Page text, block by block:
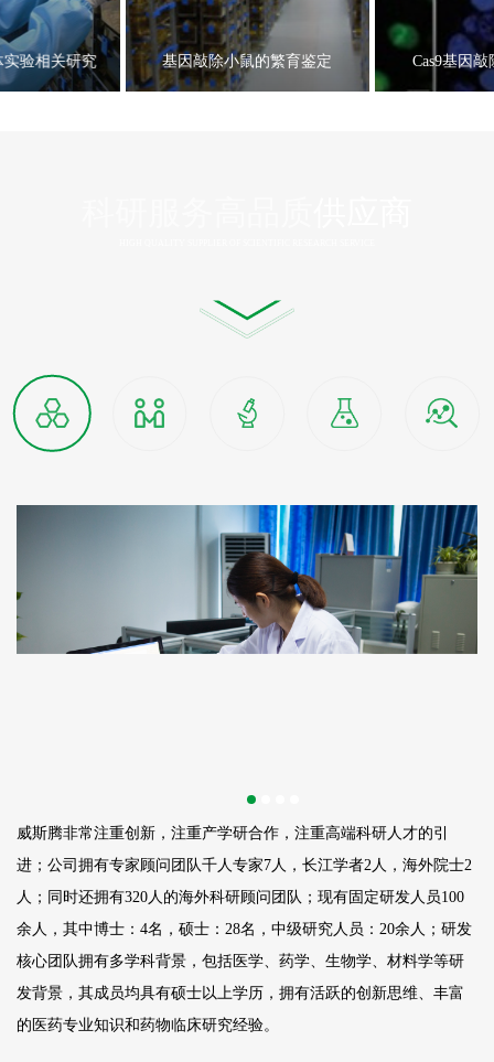
实验相关研究 基因敲除小鼠的繁育鉴定 Cas9基因
威斯腾非常注重创新，注重产学研合作，注重高端科研人才的引
进；公司拥有专家顾问团队千人专家7人，长江学者2人，海外院士2
人；同时还拥有320人的海外科研顾问团队；现有固定研发人员100
余人，其中博士：4名，硕士：28名，中级研究人员：20余人；研发
核心团队拥有多学科背景，包括医学、药学、生物学、材料学等研
发背景，其成员均具有硕士以上学历，拥有活跃的创新思维、丰富
的医药专业知识和药物临床研究经验。